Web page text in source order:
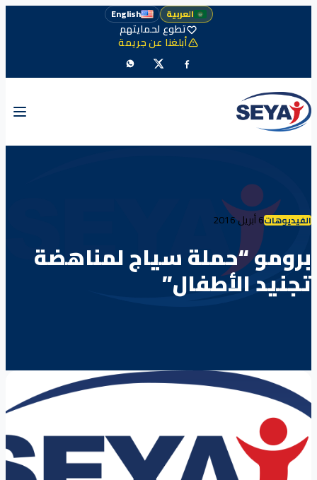
العربية English
تطوع لحمايتهم
أبلغنا عن جريمة
الفيديوهات6 أبريل 2016
برومو “حملة سياج لمناهضة
تجنيد الأطفال”